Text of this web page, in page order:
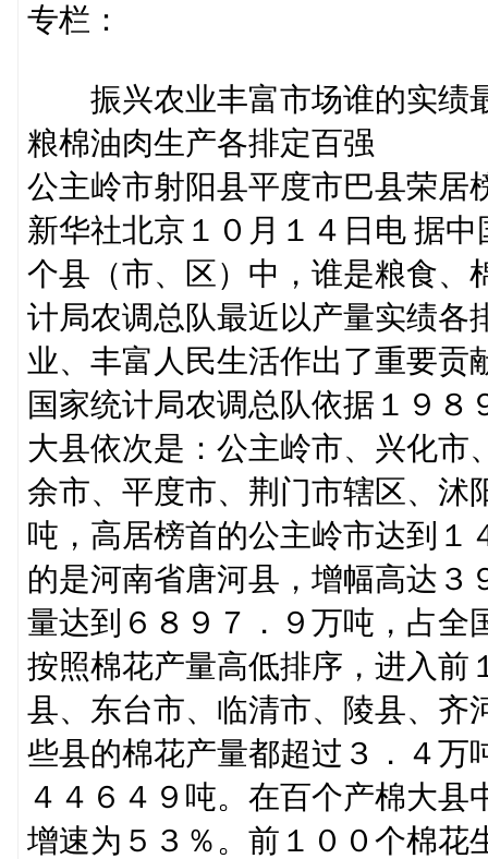
专栏：
振兴农业丰富市场谁的实绩
粮棉油肉生产各排定百强
公主岭市射阳县平度市巴县荣居
新华社北京１０月１４日电 据
个县（市、区）中，谁是粮食、
计局农调总队最近以产量实绩各
业、丰富人民生活作出了重要贡
国家统计局农调总队依据１９
大县依次是：公主岭市、兴化市
余市、平度市、荆门市辖区、沭
吨，高居榜首的公主岭市达到１
的是河南省唐河县，增幅高达３
量达到６８９７．９万吨，占全
按照棉花产量高低排序，进入前
县、东台市、临清市、陵县、齐
些县的棉花产量都超过３．４万
４４６４９吨。在百个产棉大
增速为５３％。前１００个棉花